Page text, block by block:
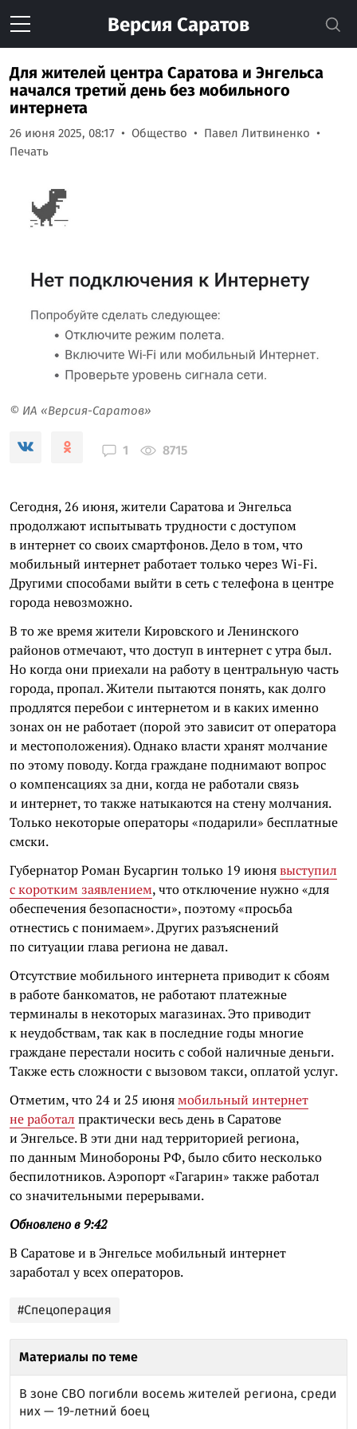
Версия Саратов
Для жителей центра Саратова и Энгельса
начался третий день без мобильного
интернета
26 июня 2025, 08:17 Общество
Павел Литвиненко
Печать
© ИА «Версия-Саратов»
1 8715
Сегодня, 26 июня, жители Саратова и Энгельса
продолжают испытывать трудности с доступом
в интернет со своих смартфонов. Дело в том, что
мобильный интернет работает только через Wi-Fi.
Другими способами выйти в сеть с телефона в центре
города невозможно.
В то же время жители Кировского и Ленинского
районов отмечают, что доступ в интернет с утра был.
Но когда они приехали на работу в центральную часть
города, пропал. Жители пытаются понять, как долго
продлятся перебои с интернетом и в каких именно
зонах он не работает (порой это зависит от оператора
и местоположения). Однако власти хранят молчание
по этому поводу. Когда граждане поднимают вопрос
о компенсациях за дни, когда не работали связь
и интернет, то также натыкаются на стену молчания.
Только некоторые операторы «подарили» бесплатные
смски.
Губернатор Роман Бусаргин только 19 июнявыступил
с коротким заявлением, что отключение нужно «для
обеспечения безопасности», поэтому «просьба
отнестись с понимаем». Других разъяснений
по ситуации глава региона не давал.
Отсутствие мобильного интернета приводит к сбоям
в работе банкоматов, не работают платежные
терминалы в некоторых магазинах. Это приводит
к неудобствам, так как в последние годы многие
граждане перестали носить с собой наличные деньги.
Также есть сложности с вызовом такси, оплатой услуг.
Отметим, что 24 и 25 июнямобильный интернет
не работал практически весь день в Саратове
и Энгельсе. В эти дни над территорией региона,
по данным Минобороны РФ, было сбито несколько
беспилотников. Аэропорт «Гагарин» также работал
со значительными перерывами.
Обновлено в 9:42
В Саратове и в Энгельсе мобильный интернет
заработал у всех операторов.
#Спецоперация
Материалы по теме
В зоне СВО погибли восемь жителей региона, среди
них — 19-летний боец